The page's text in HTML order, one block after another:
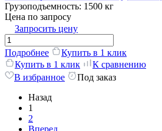
Грузоподъемность: 1500 кг
Цена по запросу
Запросить цену
Подробнее
Купить в 1 клик
Купить в 1 клик
К сравнению
В избранное
Под заказ
Назад
1
2
Вперед